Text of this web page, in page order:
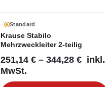
Standard
Krause Stabilo
Mehrzweckleiter 2-teilig
251,14 € – 344,28 € inkl.
MwSt.